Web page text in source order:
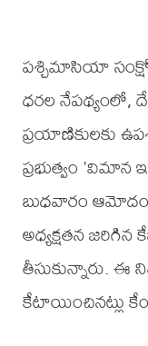
పశ్చిమాసియా
ధరల
ప్రయాణికులకు
ప్రభుత్వం 'విమాన
బుధవారం ఆమోదం
అధ్యక్షతన
తీసుకున్నారు. ఈ
కేటాయించినట్లు